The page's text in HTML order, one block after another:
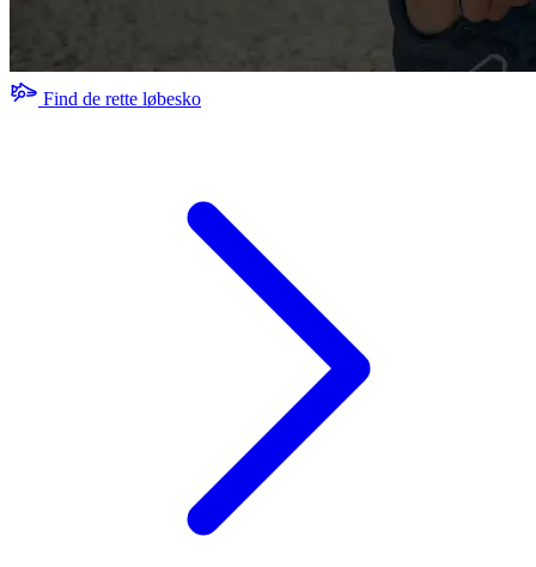
Find de rette løbesko